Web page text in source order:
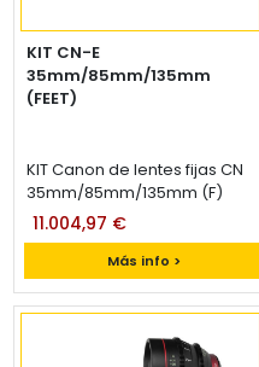
KIT CN-E
35mm/85mm/135mm
(FEET)
KIT Canon de lentes fijas CN
35mm/85mm/135mm (F)
Más info >
11.004,97 €